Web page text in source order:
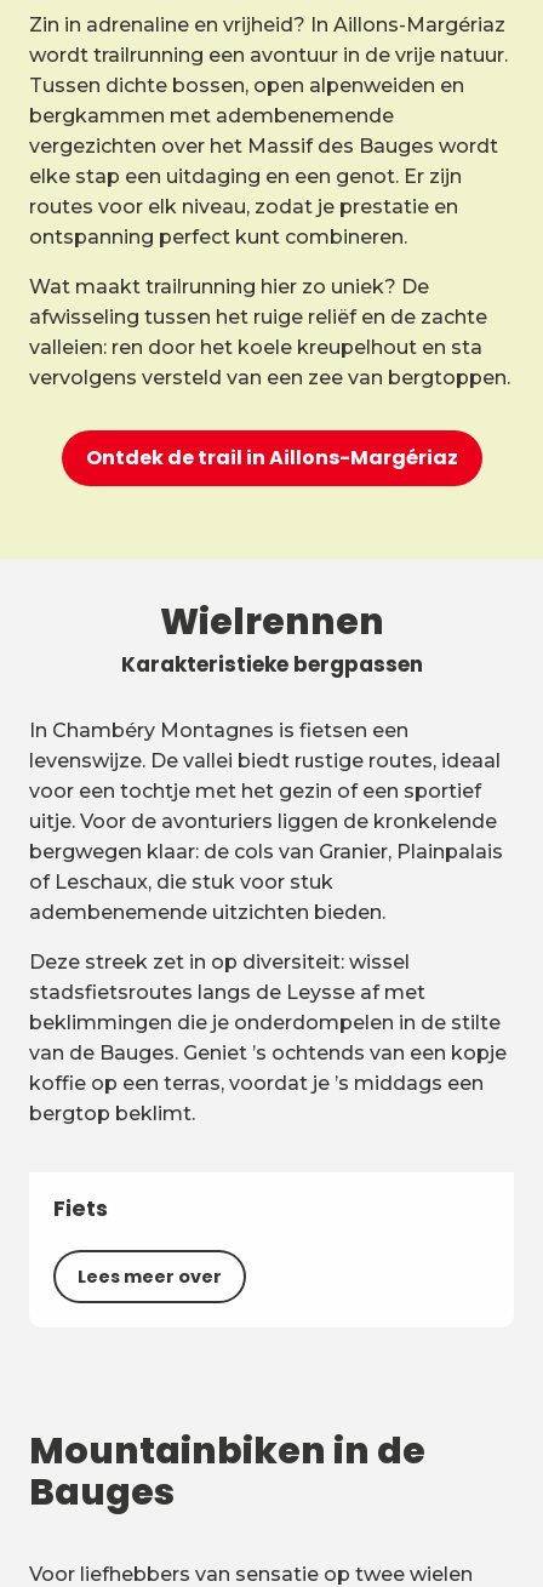
Zin in adrenaline en vrijheid? In Aillons-Margériaz
wordt trailrunning een avontuur in de vrije natuur.
Tussen dichte bossen, open alpenweiden en
bergkammen met adembenemende
vergezichten over het Massif des Bauges wordt
elke stap een uitdaging en een genot. Er zijn
routes voor elk niveau, zodat je prestatie en
ontspanning perfect kunt combineren.
Wat maakt trailrunning hier zo uniek? De
afwisseling tussen het ruige reliëf en de zachte
valleien: ren door het koele kreupelhout en sta
vervolgens versteld van een zee van bergtoppen.
Ontdek de trail in Aillons-Margériaz
Wielrennen
Karakteristieke bergpassen
In Chambéry Montagnes is fietsen een
levenswijze. De vallei biedt rustige routes, ideaal
voor een tochtje met het gezin of een sportief
uitje. Voor de avonturiers liggen de kronkelende
bergwegen klaar: de cols van Granier, Plainpalais
of Leschaux, die stuk voor stuk
adembenemende uitzichten bieden.
Deze streek zet in op diversiteit: wissel
stadsfietsroutes langs de Leysse af met
beklimmingen die je onderdompelen in de stilte
van de Bauges. Geniet ’s ochtends van een kopje
koffie op een terras, voordat je ’s middags een
bergtop beklimt.
Fiets
Lees meer over
Mountainbiken in de
Bauges
Voor liefhebbers van sensatie op twee wielen